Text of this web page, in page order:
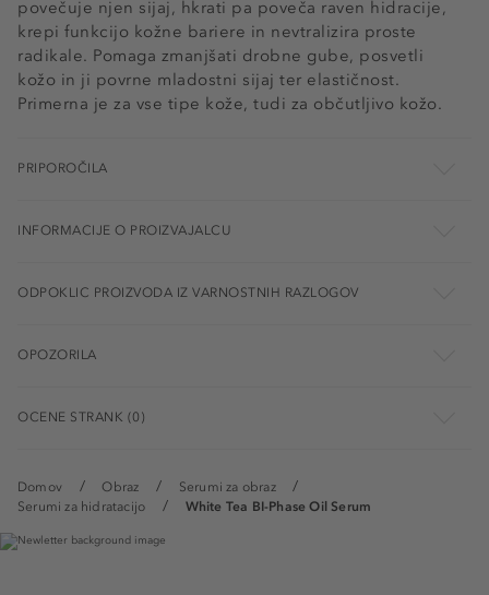
Domov Obraz
Serumi za obraz
Serumi za hidratacijo
White Tea BI-Phase Oil Serum
povečuje njen sijaj, hkrati pa poveča raven hidracije,
krepi funkcijo kožne bariere in nevtralizira proste
radikale. Pomaga zmanjšati drobne gube, posvetli
kožo in ji povrne mladostni sijaj ter elastičnost.
Primerna je za vse tipe kože, tudi za občutljivo kožo.
PRIPOROČILA
INFORMACIJE O PROIZVAJALCU
ODPOKLIC PROIZVODA IZ VARNOSTNIH RAZLOGOV
OPOZORILA
OCENE STRANK (0)